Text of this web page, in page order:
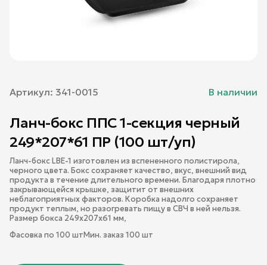
Артикул: 341-0015 В наличии
Ланч-бокс ППС 1-секция черный
249*207*61 ПР (100 шт/уп)
Ланч-бокс LBE-1 изготовлен из вспененного полистирола,
черного цвета. Бокс сохраняет качество, вкус, внешний вид
продукта в течение длительного времени. Благодаря плотно
закрывающейся крышке, защитит от внешних
неблагоприятных факторов. Коробка надолго сохраняет
продукт теплым, но разогревать пищу в СВЧ в ней нельзя.
Размер бокса 249х207х61 мм,
Фасовка по 100 штМин. заказ 100 шт